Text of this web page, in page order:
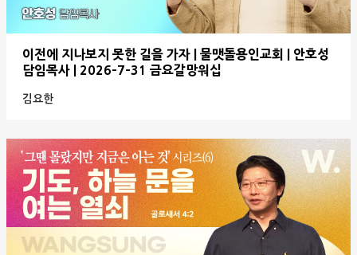
이전에 지나보지 못한 길을 가자 | 물맷돌용인교회 | 안호성
담임목사 | 2026-7-31 금요갈망워십
김요한